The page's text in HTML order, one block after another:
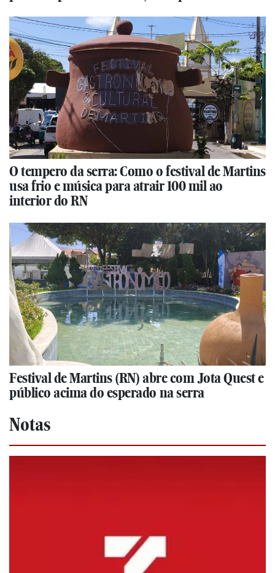
O tempero da serra: Como o festival de Martins
usa frio e música para atrair 100 mil ao
interior do RN
Festival de Martins (RN) abre com Jota Quest e
público acima do esperado na serra
Notas